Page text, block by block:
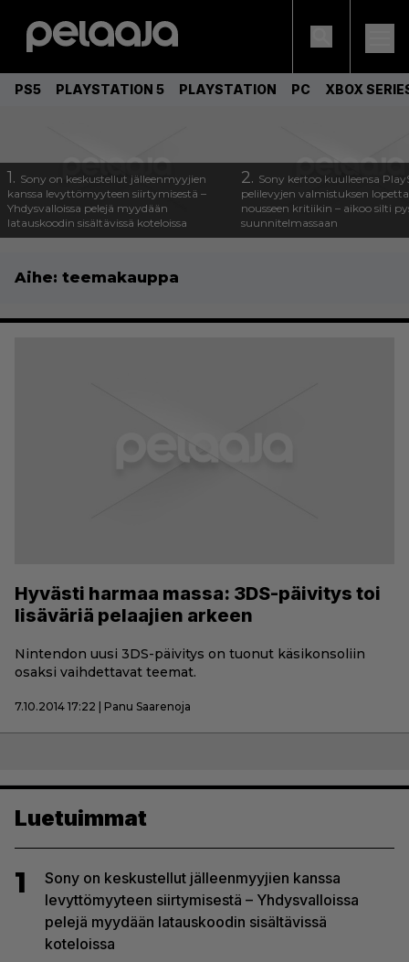
PS5 PLAYSTATION 5 PLAYSTATION PC XBOX
1. Sony on keskustellut jälleenmyyjien
kanssa levyttömyyteen siirtymisestä –
Yhdysvalloissa pelejä myydään
latauskoodin sisältävissä koteloissa
2. Sony kertoo kuulleensa
pelilevyjen valmistuksen
nousseen kritiikin – aikoo silti
suunnitelmassaan
Aihe: teemakauppa
Hyvästi harmaa massa: 3DS-päivitys toi
lisäväriä pelaajien arkeen
Nintendon uusi 3DS-päivitys on tuonut käsikonsoliin
osaksi vaihdettavat teemat.
7.10.2014 17:22 | Panu Saarenoja
Luetuimmat
1
Sony on keskustellut jälleenmyyjien kanssa
levyttömyyteen siirtymisestä – Yhdysvalloissa
pelejä myydään latauskoodin sisältävissä
koteloissa